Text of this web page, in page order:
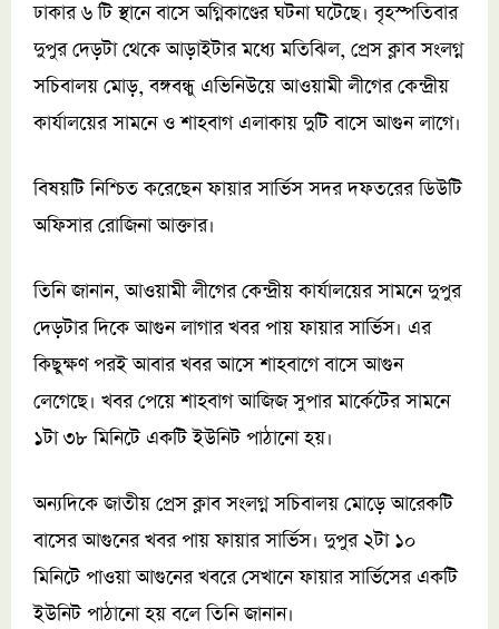
ঢাকার ৬ টি স্থানে বাসে অগ্নিকাণ্ডের ঘটনা ঘটেছে। বৃহস্পতিবার
দুপুর দেড়টা থেকে আড়াইটার মধ্যে মতিঝিল, প্রেস ক্লাব সংলগ্ন
সচিবালয় মোড়, বঙ্গবন্ধু এভিনিউয়ে আওয়ামী লীগের কেন্দ্রীয়
কার্যালয়ের সামনে ও শাহবাগ এলাকায় দুটি বাসে আগুন লাগে।
বিষয়টি নিশ্চিত করেছেন ফায়ার সার্ভিস সদর দফতরের ডিউটি
অফিসার রোজিনা আক্তার।
তিনি জানান, আওয়ামী লীগের কেন্দ্রীয় কার্যালয়ের সামনে দুপুর
দেড়টার দিকে আগুন লাগার খবর পায় ফায়ার সার্ভিস। এর
কিছুক্ষণ পরই আবার খবর আসে শাহবাগে বাসে আগুন
লেগেছে। খবর পেয়ে শাহবাগ আজিজ সুপার মার্কেটের সামনে
১টা ৩৮ মিনিটে একটি ইউনিট পাঠানো হয়।
অন্যদিকে জাতীয় প্রেস ক্লাব সংলগ্ন সচিবালয় মোড়ে আরেকটি
বাসের আগুনের খবর পায় ফায়ার সার্ভিস। দুপুর ২টা ১০
মিনিটে পাওয়া আগুনের খবরে সেখানে ফায়ার সার্ভিসের একটি
ইউনিট পাঠানো হয় বলে তিনি জানান।